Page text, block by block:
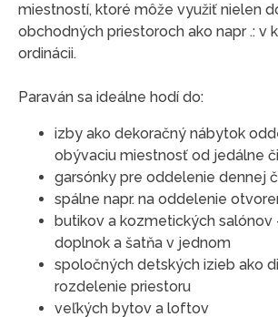
miestností, ktoré môže využiť nielen
obchodných priestoroch ako napr .: v
ordinácii.
Paraván sa ideálne hodí do:
izby ako dekoračný nábytok
obývaciu miestnosť od jedálne
garsónky pre oddelenie dennej
spálne napr. na oddelenie
butikov a kozmetických salónov
doplnok a šatňa v jednom
spoločných detských izieb ako
rozdelenie priestoru
veľkých bytov a loftov